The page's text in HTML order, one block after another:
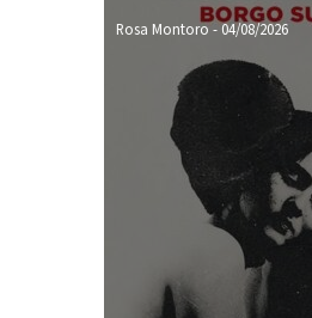
Rosa Montoro-04/08/2026